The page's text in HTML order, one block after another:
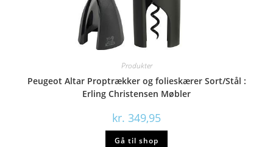
Produkter
Peugeot Altar Proptrækker og folieskærer Sort/Stål :
Erling Christensen Møbler
kr. 349,95
Gå til shop